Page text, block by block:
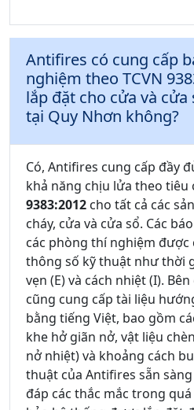
Antifires có cung cấp
nghiệm theo TCVN
lắp đặt cho cửa và cửa
tại Quy Nhơn không?
Có, Antifires cung cấp đầy
khả năng chịu lửa theo tiêu
9383:2012 cho tất cả các
cháy, cửa và cửa sổ. Các
các phòng thí nghiệm được
thông số kỹ thuật như thời
vẹn (E) và cách nhiệt (I).
cũng cung cấp tài liệu
bằng tiếng Việt, bao gồm
khe hở giãn nở, vật liệu
nở nhiệt) và khoảng cách
thuật của Antifires sẵn
đáp các thắc mắc trong